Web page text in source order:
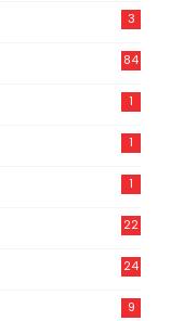
3
84
1
1
1
22
24
9